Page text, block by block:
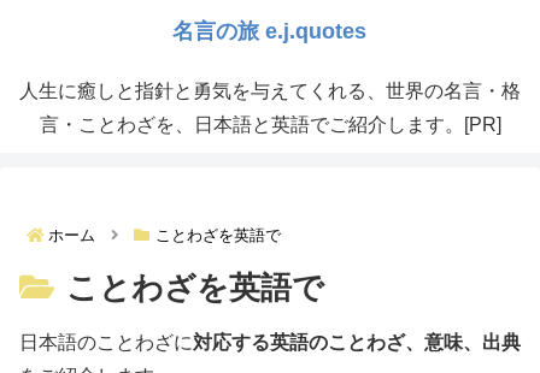
人生に癒しと指針と勇気を与えてくれる、世界の名言・格
言・ことわざを、日本語と英語でご紹介します。[PR]
ホーム ことわざを英語で
ことわざを英語で
日本語のことわざに対応する英語のことわざ、意味、出典